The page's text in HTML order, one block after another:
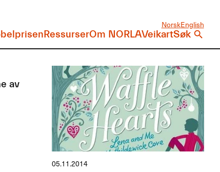
NorskEnglish
RessurserOm NORLAVeikartSøk
av
05.11.2014